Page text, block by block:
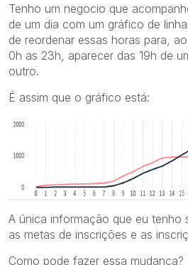
Tenho um negocio que
de um dia com um gráfico de
de reordenar essas horas para,
0h as 23h, aparecer das 19h de
outro.
É assim que o gráfico está:
A única informação que eu tenho
as metas de inscrições e as
Como pode fazer essa mudança?